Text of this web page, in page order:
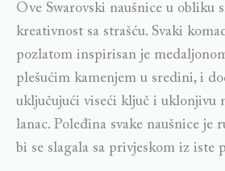
Ove Swarovski naušnice u obliku
kreativnost sa strašću. Svaki
pozlatom inspirisan je
plešućim kamenjem u sredini, i
uključujući viseći ključ i uklonjivu
lanac. Poleđina svake naušnice je
bi se slagala sa privjeskom iz iste